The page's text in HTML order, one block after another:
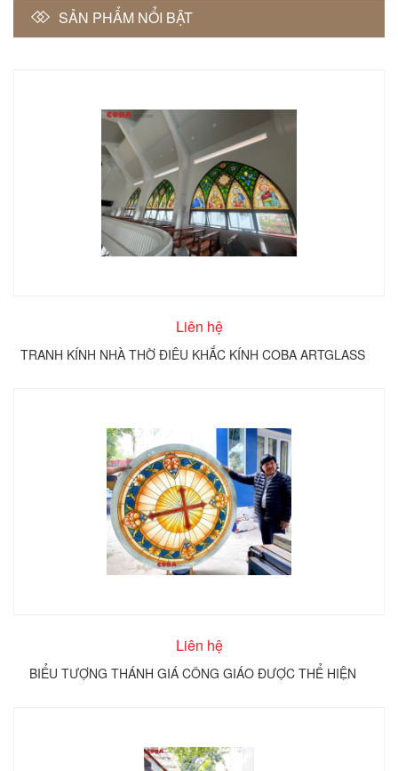
SẢN PHẨM NỔI BẬT
Liên hệ
TRANH KÍNH NHÀ THỜ ĐIÊU KHẮC KÍNH COBA ARTGLASS
Liên hệ
BIỂU TƯỢNG THÁNH GIÁ CÔNG GIÁO ĐƯỢC THỂ HIỆN